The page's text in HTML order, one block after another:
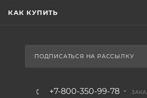
КАК КУПИТЬ
ПОДПИСАТЬСЯ НА РАССЫЛКУ
+7-800-350-99-78